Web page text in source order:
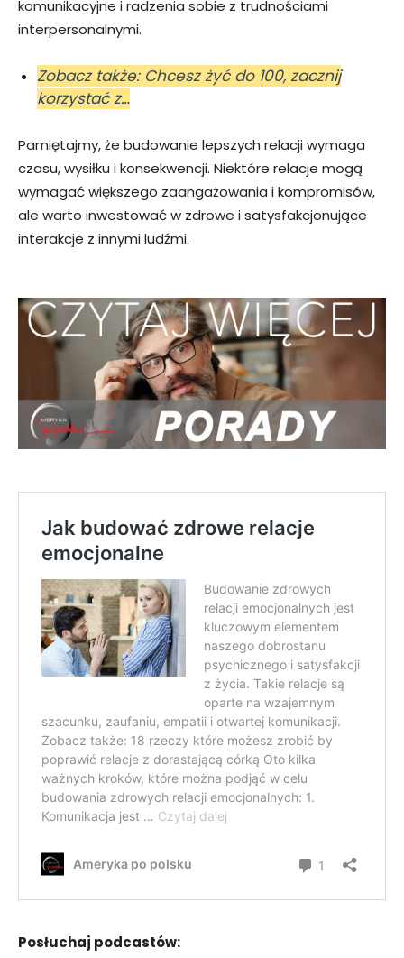
komunikacyjne i radzenia sobie z trudnościami
interpersonalnymi.
Zobacz także: Chcesz żyć do 100, zacznij
korzystać z…
Pamiętajmy, że budowanie lepszych relacji wymaga
czasu, wysiłku i konsekwencji. Niektóre relacje mogą
wymagać większego zaangażowania i kompromisów,
ale warto inwestować w zdrowe i satysfakcjonujące
interakcje z innymi ludźmi.
Posłuchaj podcastów: